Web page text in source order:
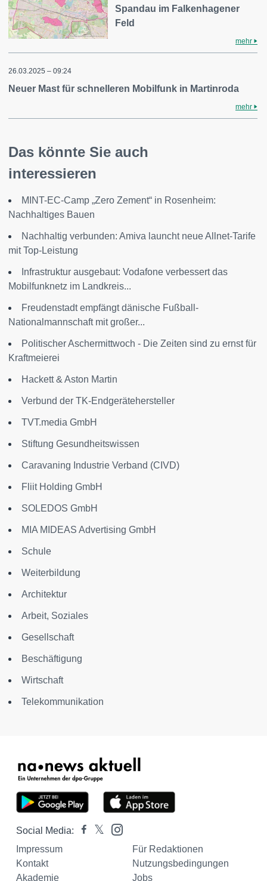
Spandau im Falkenhagener
Feld
mehr
26.03.2025 – 09:24
Neuer Mast für schnelleren Mobilfunk in Martinroda
mehr
Das könnte Sie auch
interessieren
MINT-EC-Camp „Zero Zement“ in Rosenheim:
Nachhaltiges Bauen
Nachhaltig verbunden: Amiva launcht neue Allnet-Tarife
mit Top-Leistung
Infrastruktur ausgebaut: Vodafone verbessert das
Mobilfunknetz im Landkreis...
Freudenstadt empfängt dänische Fußball-
Nationalmannschaft mit großer...
Politischer Aschermittwoch - Die Zeiten sind zu ernst für
Kraftmeierei
Hackett & Aston Martin
Verbund der TK-Endgerätehersteller
TVT.media GmbH
Stiftung Gesundheitswissen
Caravaning Industrie Verband (CIVD)
Fliit Holding GmbH
SOLEDOS GmbH
MIA MIDEAS Advertising GmbH
Schule
Weiterbildung
Architektur
Arbeit, Soziales
Gesellschaft
Beschäftigung
Wirtschaft
Telekommunikation
Social Media:
Impressum
Für Redaktionen
Kontakt
Nutzungsbedingungen
Akademie
Jobs